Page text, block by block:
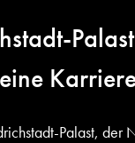
Palast, der